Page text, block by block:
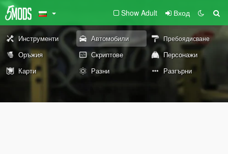
Show Adult Вход
Инструменти Автомобили Пребоядисване
Оръжия Скриптове
Персонажи
Карти
Разни Разгърни